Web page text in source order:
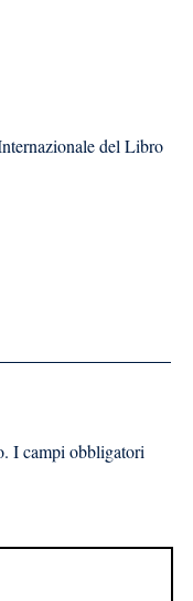
del Libro
I campi obbligatori